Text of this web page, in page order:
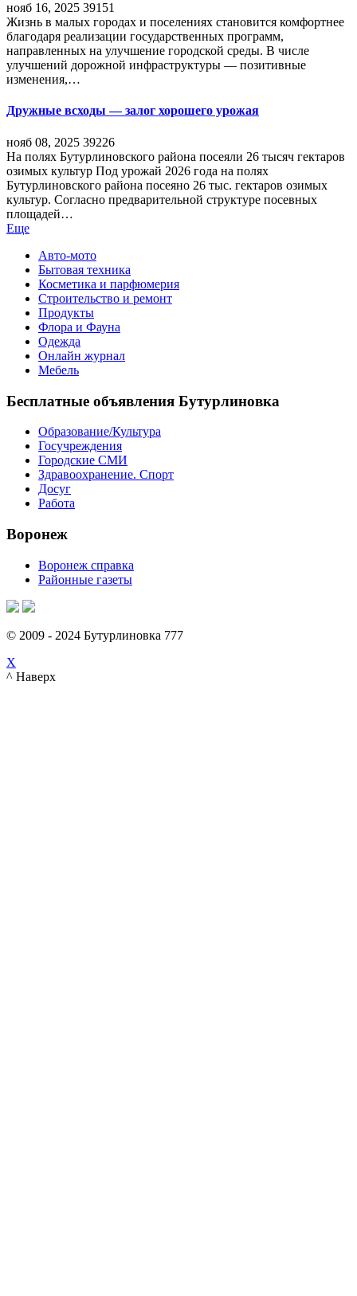
нояб 16, 2025 39151
Жизнь в малых городах и поселениях становится комфортнее
благодаря реализации государственных программ,
направленных на улучшение городской среды. В числе
улучшений дорожной инфраструктуры — позитивные
изменения,…
Дружные всходы — залог хорошего урожая
нояб 08, 2025 39226
На полях Бутурлиновского района посеяли 26 тысяч гектаров
озимых культур Под урожай 2026 года на полях
Бутурлиновского района посеяно 26 тыс. гектаров озимых
культур. Согласно предварительной структуре посевных
площадей…
Еще
Авто-мото
Бытовая техника
Косметика и парфюмерия
Строительство и ремонт
Продукты
Флора и Фауна
Одежда
Онлайн журнал
Мебель
Бесплатные объявления Бутурлиновка
Образование/Культура
Госучреждения
Городские СМИ
Здравоохранение. Спорт
Досуг
Работа
Воронеж
Воронеж справка
Районные газеты
© 2009 - 2024 Бутурлиновка 777
X
^ Наверх